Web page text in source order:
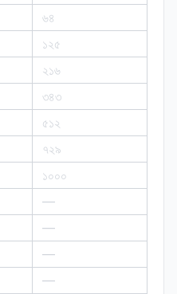
৬৪
১২৫
২১৬
৩৪৩
৫১২
৭২৯
১০০০
—
—
—
—